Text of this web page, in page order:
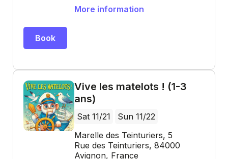
More information
Book
Vive les matelots ! (1-3
ans)
Sat 11/21
Sun 11/22
Marelle des Teinturiers, 5
Rue des Teinturiers, 84000
Avignon, France